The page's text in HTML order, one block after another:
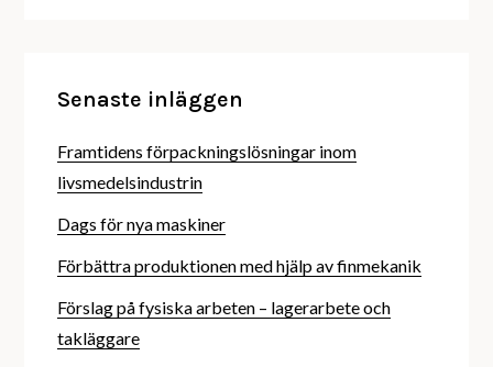
Senaste inläggen
Framtidens förpackningslösningar inom
livsmedelsindustrin
Dags för nya maskiner
Förbättra produktionen med hjälp av finmekanik
Förslag på fysiska arbeten – lagerarbete och
takläggare